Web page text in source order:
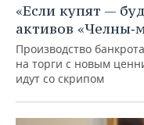
«Если купят —
активов
Производство
на торги с новым
идут со скрипом